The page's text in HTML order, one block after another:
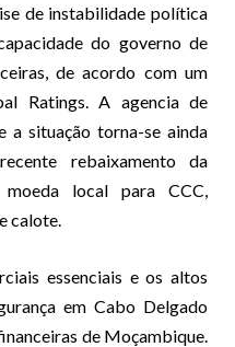
de instabilidade política
do governo de
de acordo com um
Ratings. A agencia de
a situação torna-se ainda
rebaixamento da
local para CCC,
calote.
essenciais e os altos
em Cabo Delgado
de Moçambique.